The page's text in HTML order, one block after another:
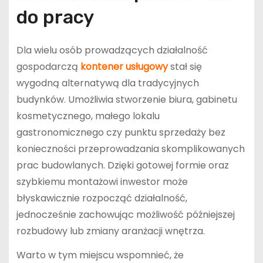
do pracy
Dla wielu osób prowadzących działalność
gospodarczą kontener usługowystał się
wygodną alternatywą dla tradycyjnych
budynków. Umożliwia stworzenie biura, gabinetu
kosmetycznego, małego lokalu
gastronomicznego czy punktu sprzedaży bez
konieczności przeprowadzania skomplikowanych
prac budowlanych. Dzięki gotowej formie oraz
szybkiemu montażowi inwestor może
błyskawicznie rozpocząć działalność,
jednocześnie zachowując możliwość późniejszej
rozbudowy lub zmiany aranżacji wnętrza.
Warto w tym miejscu wspomnieć, że